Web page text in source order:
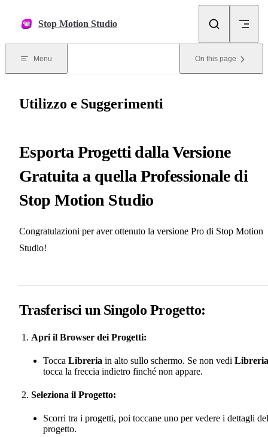
Stop Motion Studio
Menu On this page
Utilizzo e Suggerimenti
Esporta Progetti dalla Versione
Gratuita a quella Professionale di
Stop Motion Studio
Congratulazioni per aver ottenuto la versione Pro di Stop Motion
Studio!
Trasferisci un Singolo Progetto:
Apri il Browser dei Progetti:
Tocca Libreria in alto sullo schermo. Se non vedi Libreria
tocca la freccia indietro finché non appare.
Seleziona il Progetto:
Scorri tra i progetti, poi toccane uno per vedere i dettagli del
progetto.